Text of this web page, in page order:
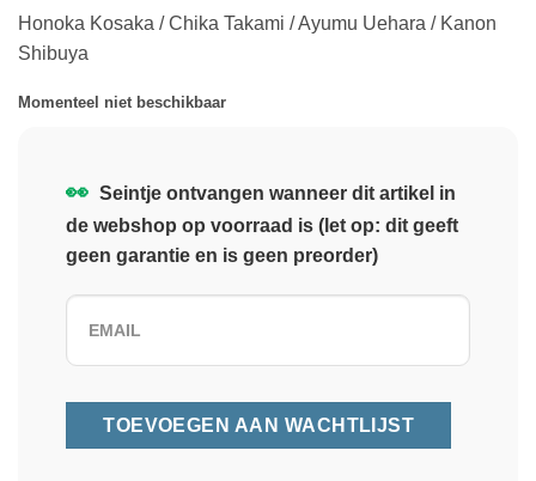
Honoka Kosaka / Chika Takami / Ayumu Uehara / Kanon
Shibuya
Momenteel niet beschikbaar
👀 Seintje ontvangen wanneer dit artikel in
de webshop op voorraad is (let op: dit geeft
geen garantie en is geen preorder)